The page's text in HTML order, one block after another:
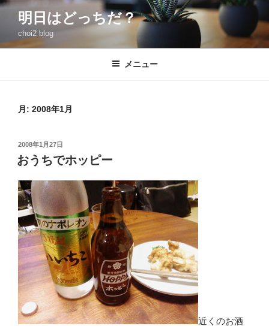
コ
ン
明日はどっちだ？
choi2 blog
メニュー
月: 2008年1月
投
稿
日:
2008年1月27日
おうちでホッピー
近くのお酒